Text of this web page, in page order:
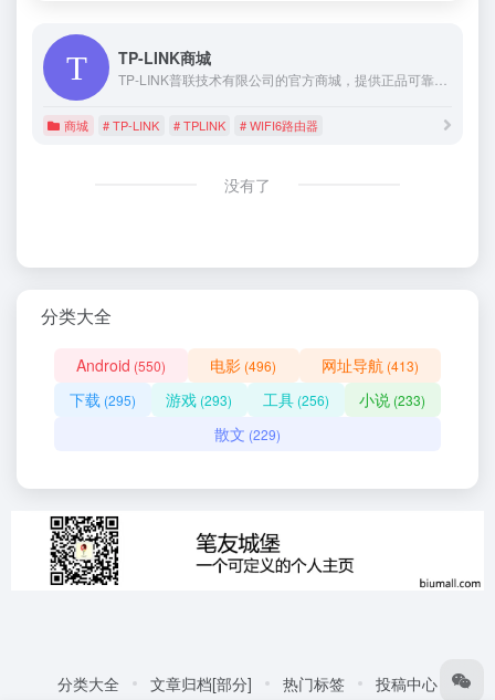
TP-LINK商城
商城 # TP-LINK # TPLINK # WIFI6路由器
没有了
分类大全
Android (550) 电影 (496) 网址导航 (413)
下载 (295) 游戏 (293) 工具(256) 小说 (233)
散文 (229)
分类大全 文章归档[部分] 热门标签 投稿中心